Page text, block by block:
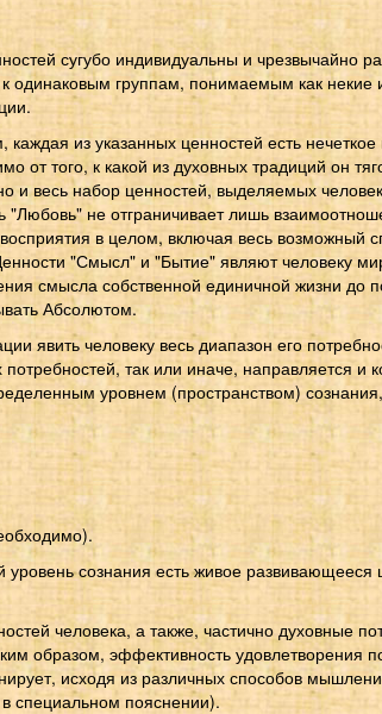
сугубо индивидуальны и чрезвычайно
одинаковым группам, понимаемым как некие
из указанных ценностей есть нечеткое
от того, к какой из духовных традиций он
и весь набор ценностей, выделяемых
"Любовь" не отграничивает лишь
в целом, включая весь возможный
"Смысл" и "Бытие" являют человеку
смысла собственной единичной жизни до
Абсолютом.
явить человеку весь диапазон его
так или иначе, направляется и
уровнем (пространством)
сознания есть живое развивающееся
человека, а также, частично духовные
образом, эффективность удовлетворения
исходя из различных способов
специальном пояснении).